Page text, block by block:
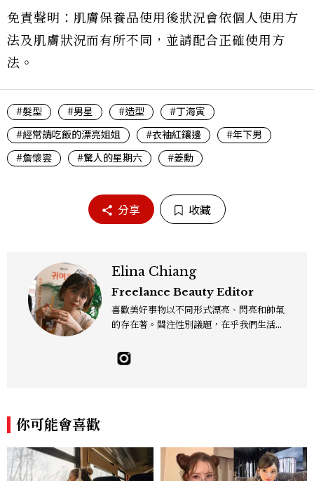
免責聲明：肌膚保養品使用後狀況會依個人使用方
法及肌膚狀況而有所不同，並請配合正確使用方
法。
#髮型 #男星 #造型
#丁海寅
#經常請吃飯的漂亮姐姐
#衣袖紅鑲邊
#年下男
#詹懷雲
#驚人的星期六 #姜勳
分享 收藏
Elina Chiang
Freelance Beauty Editor
喜歡美好事物以不同形式漂亮、閃亮和帥氣
的存在著。關注性別議題，在乎我們生活的
民！Instagram：hanyunc／Contac
t：elina.chiang.work@gmail.com
你可能會喜歡